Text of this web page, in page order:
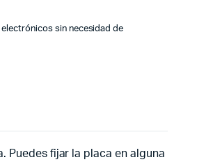
sin necesidad de
Puedes fijar la placa en alguna